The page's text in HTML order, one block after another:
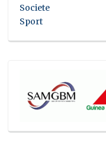
Societe
Sport